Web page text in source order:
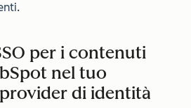
.
per i contenuti
nel tuo
di identità